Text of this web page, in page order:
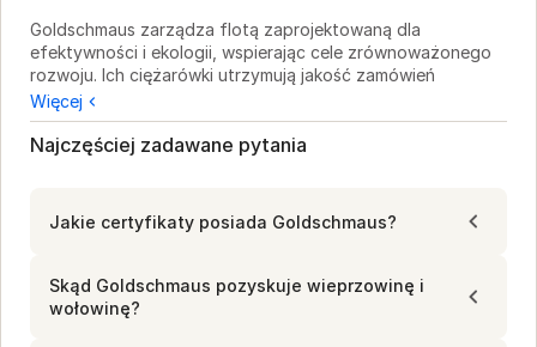
zrównoważone praktyki. Regularne inspekcje TiPB
zapewniają warunki przyjazne dla zwierząt, wspierając
odpowiedzialne pozyskiwanie. Goldschmaus wprowadza te
praktyki w całej swojej działalności, koncentrując się na
ekologicznie świadomym łańcuchu wartości.
Goldschmaus zarządza flotą zaprojektowaną dla
efektywności i ekologii, wspierając cele zrównoważonego
rozwoju. Ich ciężarówki utrzymują jakość zamówień
wieprzowiny i wołowiny z Garrel i Oldenburga. Choć nie
podano szczegółów dotyczących transportu mrożonego
czy chłodzonego, ich logistyka priorytetowo traktuje
Więcej
Najczęściej zadawane pytania
Jakie certyfikaty posiada Goldschmaus?
Skąd Goldschmaus pozyskuje wieprzowinę i
wołowinę?